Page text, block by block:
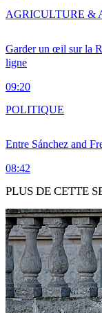
Garder un œil sur la
ligne
09:20
AGRICULTURE &
Entre Sánchez and
08:42
POLITIQUE
PLUS DE CETTE